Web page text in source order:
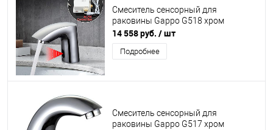
Смеситель сенсорный для
раковины Gappo G518 хром
14 558 руб. / шт
Подробнее
Смеситель сенсорный для
раковины Gappo G517 хром